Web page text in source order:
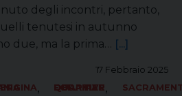
degli incontri, pertanto,
tenutesi in autunno
due, ma la prima… [...]
17 Febbraio 2025
OPITERGINA, FORANIA QUARTIER DEL PIAVE,